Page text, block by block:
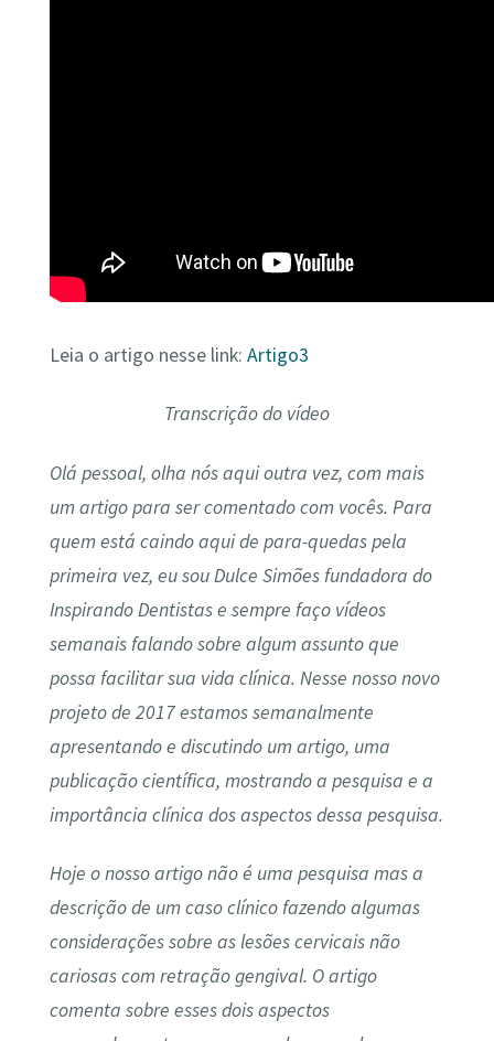
Leia o artigo nesse link: Artigo3
Transcrição do vídeo
Olá pessoal, olha nós aqui outra vez, com mais
um artigo para ser comentado com vocês. Para
quem está caindo aqui de para-quedas pela
primeira vez, eu sou Dulce Simões fundadora do
Inspirando Dentistas e sempre faço vídeos
semanais falando sobre algum assunto que
possa facilitar sua vida clínica. Nesse nosso novo
projeto de 2017 estamos semanalmente
apresentando e discutindo um artigo, uma
publicação científica, mostrando a pesquisa e a
importância clínica dos aspectos dessa pesquisa.
Hoje o nosso artigo não é uma pesquisa mas a
descrição de um caso clínico fazendo algumas
considerações sobre as lesões cervicais não
cariosas com retração gengival. O artigo
comenta sobre esses dois aspectos